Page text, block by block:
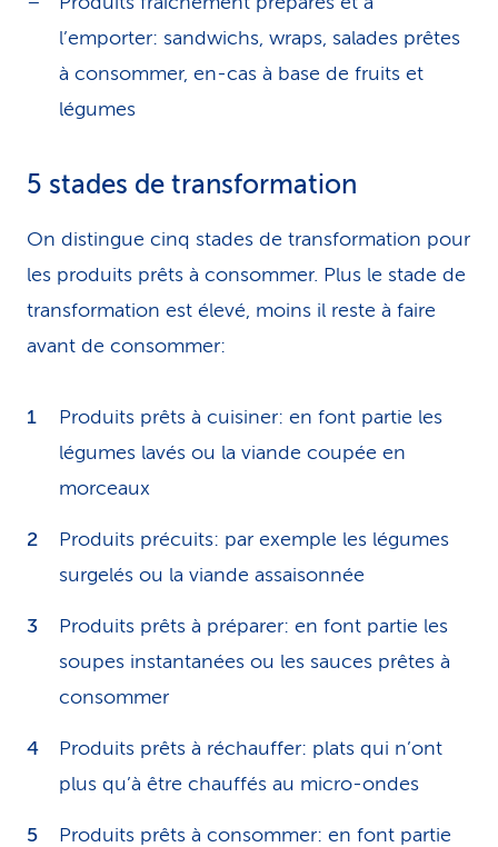
l’emporter: sandwichs, wraps, salades prêtes
à consommer, en-cas à base de fruits et
légumes
5 stades de transformation
On distingue cinq stades de transformation pour
les produits prêts à consommer. Plus le stade de
transformation est élevé, moins il reste à faire
avant de consommer:
Produits prêts à cuisiner: en font partie les
légumes lavés ou la viande coupée en
morceaux
Produits précuits: par exemple les légumes
surgelés ou la viande assaisonnée
Produits prêts à préparer: en font partie les
soupes instantanées ou les sauces prêtes à
consommer
Produits prêts à réchauffer: plats qui n’ont
plus qu’à être chauffés au micro-ondes
Produits prêts à consommer: en font partie